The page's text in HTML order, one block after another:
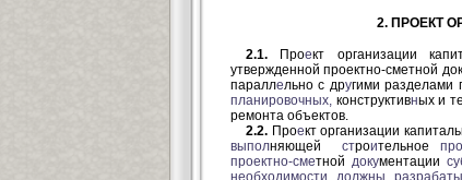
2. ПРОЕКТ
2.1. Проект организации
утвержденной проектно-сметной
параллельно с другими разделами
планировочных, конструктивных и
ремонта объектов.
2.2. Проект организации
выполняющей строительное
проектно-сметной документации
необходимости должны